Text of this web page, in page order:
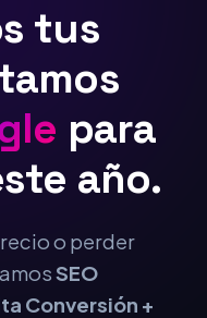
tus
para
año.
o perder
SEO
Conversión +